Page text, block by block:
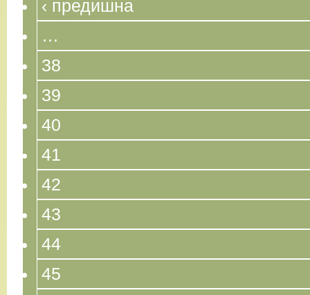
‹ предишна
…
38
39
40
41
42
43
44
45